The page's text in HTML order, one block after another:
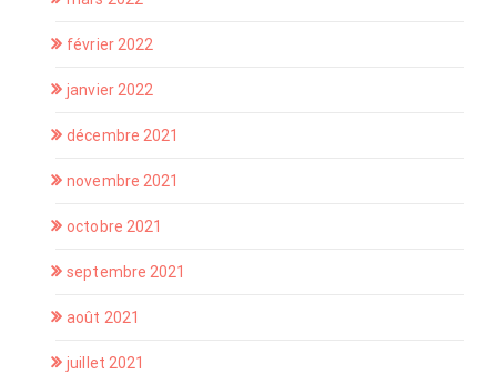
février 2022
janvier 2022
décembre 2021
novembre 2021
octobre 2021
septembre 2021
août 2021
juillet 2021